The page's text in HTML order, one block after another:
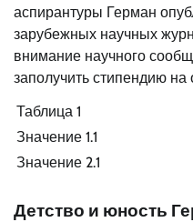
аспирантуры Герман
зарубежных научных
внимание научного
заполучить стипендию на
Таблица 1
Значение 1.1
Значение 2.1
Детство и юность